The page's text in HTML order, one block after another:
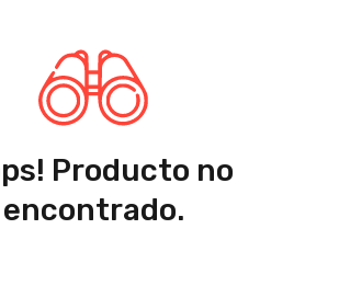
Producto no
encontrado.